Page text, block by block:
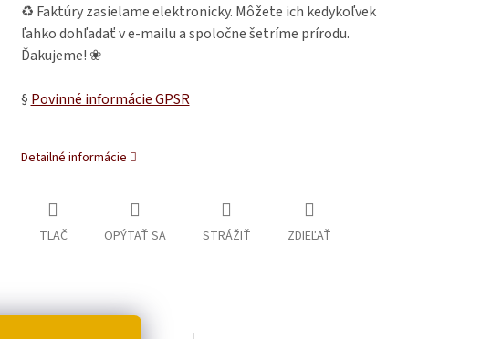
♻ Faktúry zasielame elektronicky. Môžete ich kedykoľvek
ľahko dohľadať v e-mailu a spoločne šetríme prírodu.
Ďakujeme! ❀
§ Povinné informácie GPSR
Detailné informácie
TLAČ OPÝTAŤ SA STRÁŽIŤ ZDIEĽAŤ